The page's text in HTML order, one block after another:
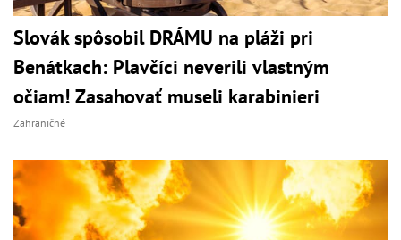
Slovák spôsobil DRÁMU na pláži pri
Benátkach: Plavčíci neverili vlastným
očiam! Zasahovať museli karabinieri
Zahraničné